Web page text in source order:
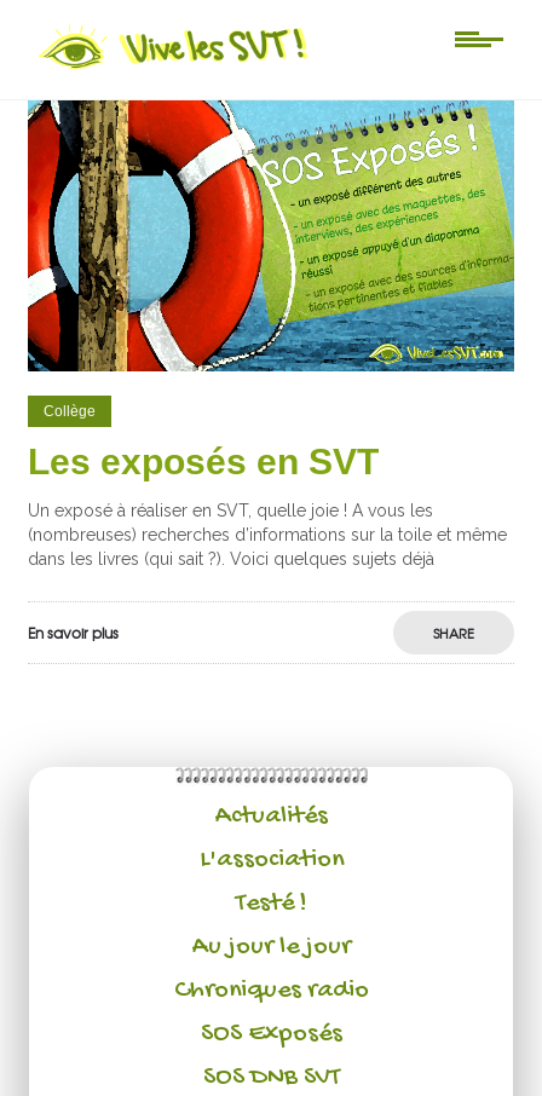
Collège
Les exposés en SVT
Un exposé à réaliser en SVT, quelle joie ! A vous les
(nombreuses) recherches d’informations sur la toile et même
dans les livres (qui sait ?). Voici quelques sujets déjà
En savoir plus SHARE
Actualités
L'association
Testé !
Au jour le jour
Chroniques radio
SOS Exposés
SOS DNB SVT